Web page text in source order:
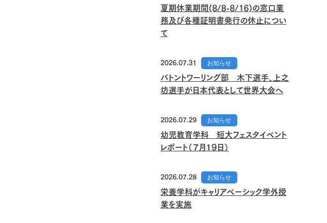
夏期休業期間(8/8-8/16)の窓口業
務及び各種証明書発行の休止につい
て
2026.07.31 お知らせ
バトントワーリング部 木下選手、上之
坊選手が日本代表として世界大会へ
2026.07.29 お知らせ
幼児教育学科 短大フェスタイベント
レポート（７月１９日）
2026.07.28 お知らせ
栄養学科がキャリアベーシック学外授
業を実施